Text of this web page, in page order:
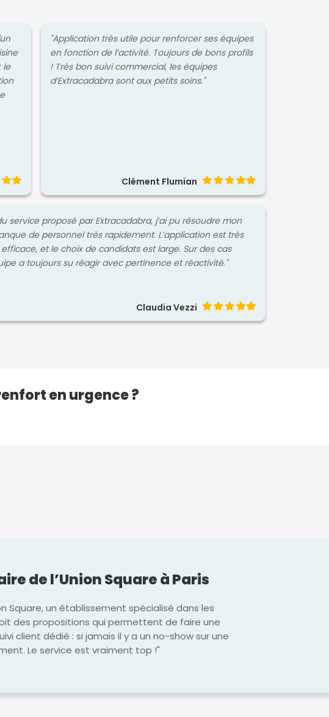
le
"Application très utile pour renforcer ses équipes
en fonction de l’activité. Toujours de bons profils
! Très bon suivi commercial, les équipes
d’Extracadabra sont aux petits soins."
Clément Flumian
service proposé par Extracadabra, j’ai pu résoudre mon
de personnel très rapidement. L’application est très
et le choix de candidats est large. Sur des cas
a toujours su réagir avec pertinence et réactivité."
Claudia Vezzi
en urgence ?
de l’Union Square à Paris
Square, un établissement spécialisé dans les
des propositions qui permettent de faire une
client dédié : si jamais il y a un no-show sur une
Le service est vraiment top !"